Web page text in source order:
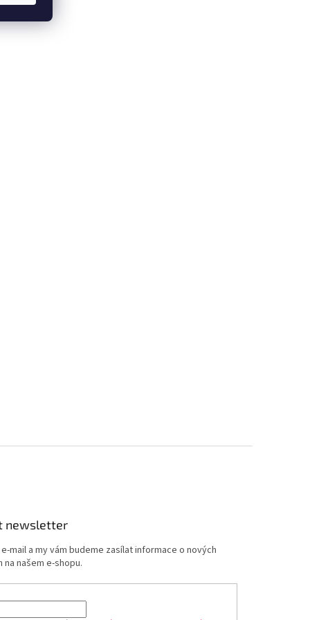
newsletter
mail a my vám budeme zasílat informace o nových
našem e-shopu.